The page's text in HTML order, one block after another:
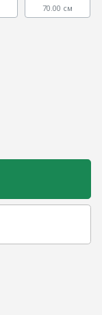
70.00 см